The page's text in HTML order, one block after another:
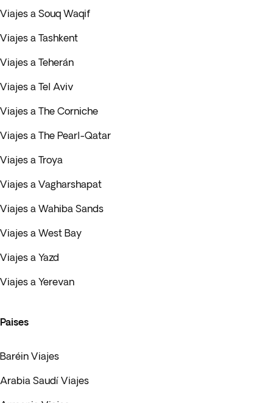
Viajes a Souq Waqif
Viajes a Tashkent
Viajes a Teherán
Viajes a Tel Aviv
Viajes a The Corniche
Viajes a The Pearl-Qatar
Viajes a Troya
Viajes a Vagharshapat
Viajes a Wahiba Sands
Viajes a West Bay
Viajes a Yazd
Viajes a Yerevan
Paises
Baréin Viajes
Arabia Saudí Viajes